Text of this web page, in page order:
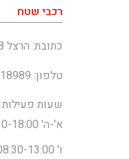
רכבי שטח
כתובת: הרצל 8 תחנת מנטה, גדרה
טלפון: 08-6118989
שעות פעילות:
א'-ה' 07:30-18:00
ו' 08:30-13:00